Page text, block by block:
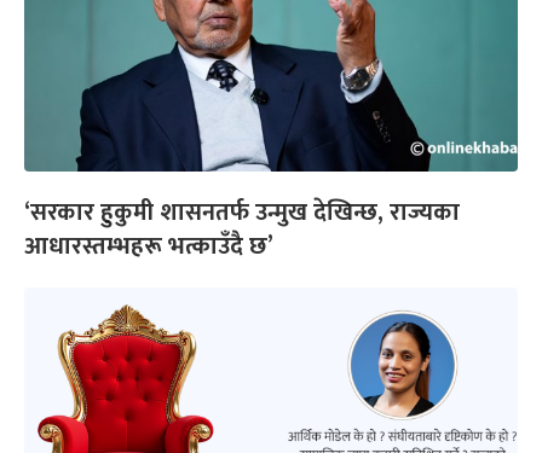
‘सरकार हुकुमी शासनतर्फ उन्मुख देखिन्छ, राज्यका
आधारस्तम्भहरू भत्काउँदै छ’